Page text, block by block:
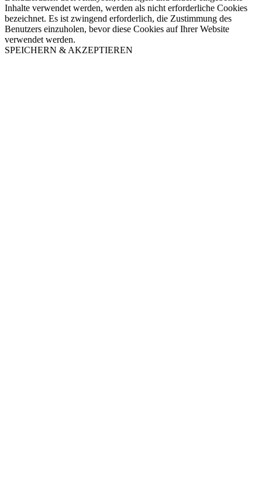
Inhalte verwendet werden, werden als nicht erforderliche Cookies
bezeichnet. Es ist zwingend erforderlich, die Zustimmung des
Benutzers einzuholen, bevor diese Cookies auf Ihrer Website
verwendet werden.
SPEICHERN & AKZEPTIEREN